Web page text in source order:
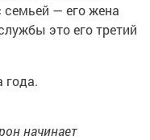
семьей — его жена
это его третий
года.
начинает